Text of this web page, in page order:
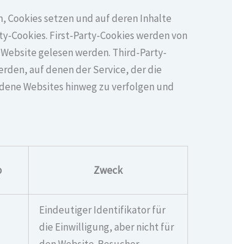
Cookies setzen und auf deren Inhalte
Cookies. First-Party-Cookies werden von
gelesen werden. Third-Party-
auf denen der Service, der die
Websites hinweg zu verfolgen und
Zweck
Eindeutiger Identifikator für
die Einwilligung, aber nicht für